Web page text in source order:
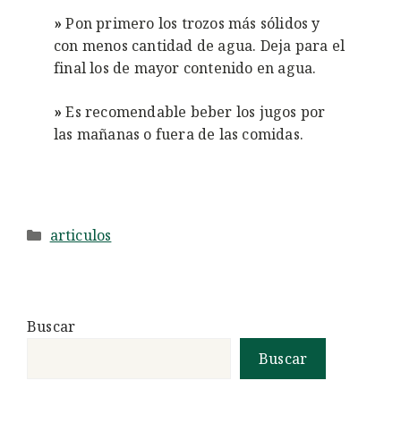
» Pon primero los trozos más sólidos y
con menos cantidad de agua. Deja para el
final los de mayor contenido en agua.
» Es recomendable beber los jugos por
las mañanas o fuera de las comidas.
Categorías
articulos
Buscar
Buscar